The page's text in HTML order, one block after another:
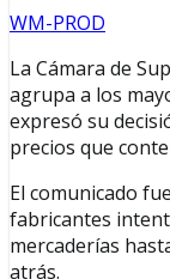
WM-PROD
La Cámara de
agrupa a los
expresó su
precios que
El comunicado
fabricantes
mercaderías
atrás.